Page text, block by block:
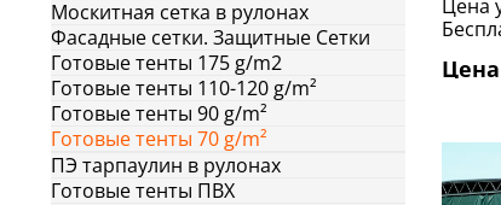
Москитная сетка в рулонах
Фасадные сетки. Защитные Сетки
Готовые тенты 175 g/m2
Готовые тенты 110-120 g/m²
Готовые тенты 90 g/m²
Готовые тенты 70 g/m²
ПЭ тарпаулин в рулонах
Готовые тенты ПВХ
Цена